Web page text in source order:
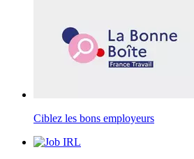
Ciblez les bons employeurs